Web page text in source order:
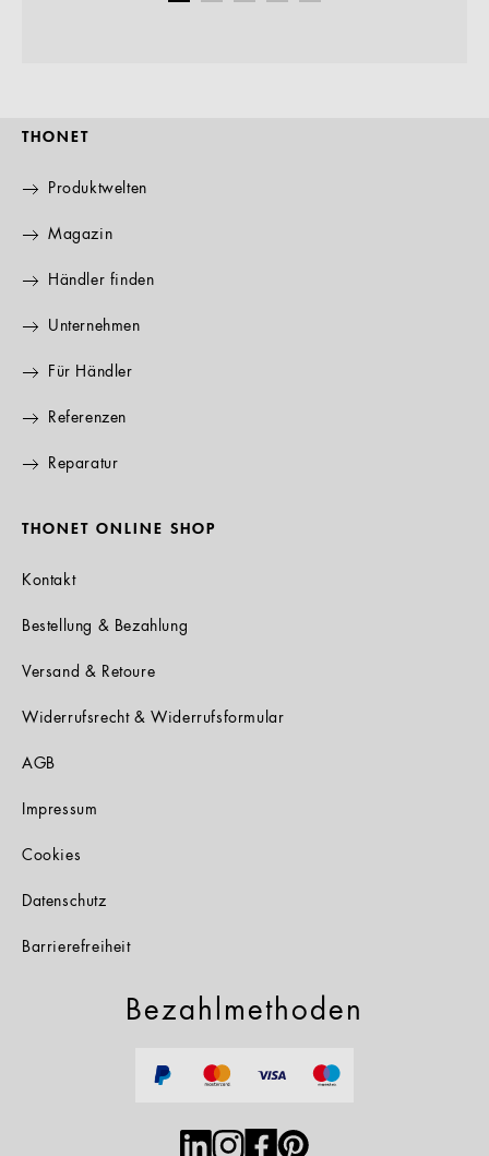
THONET
Produktwelten
Magazin
Händler finden
Unternehmen
Für Händler
Referenzen
Reparatur
THONET ONLINE SHOP
Kontakt
Bestellung & Bezahlung
Versand & Retoure
Widerrufsrecht & Widerrufsformular
AGB
Impressum
Cookies
Datenschutz
Barrierefreiheit
Bezahlmethoden